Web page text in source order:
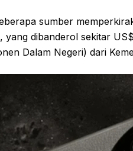
sumber
dibanderol sekitar
Dalam Negeri) dari